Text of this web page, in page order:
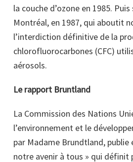
la couche d’ozone en 1985.
Montréal, en 1987, qui aboutit
l’interdiction définitive de la
chlorofluorocarbones (CFC)
aérosols.
Le rapport Bruntland
La Commission des Nations
l’environnement et le
par Madame Brundtland, publie
notre avenir à tous » qui définit